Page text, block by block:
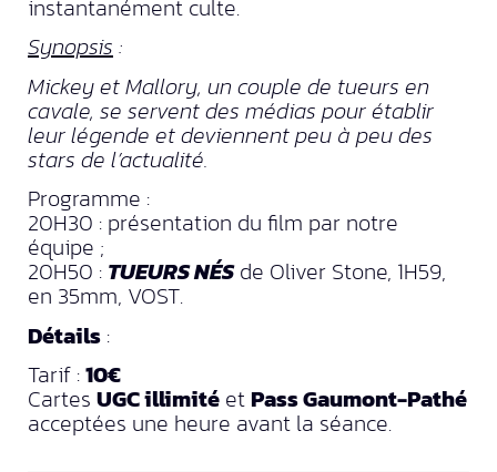
instantanément culte.
Synopsis:
Mickey et Mallory, un couple de tueurs en
cavale, se servent des médias pour établir
leur légende et deviennent peu à peu des
stars de l’actualité.
Programme :
20H30 : présentation du film par notre
équipe ;
20H50 : TUEURS NÉSde Oliver Stone, 1H59,
en 35mm, VOST.
Détails :
Tarif :10€
Cartes UGC illimité etPass Gaumont-Pathé
acceptées une heure avant la séance.